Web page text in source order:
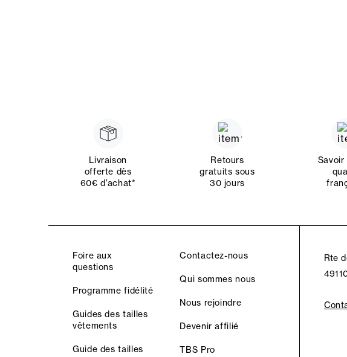
Livraison
offerte dès
60€ d’achat*
Retours
gratuits sous
30 jours
Foire aux
questions
Programme fidélité
Guides des tailles
vêtements
Guide des tailles
Contactez-nous
Qui sommes nous
Nous rejoindre
Devenir affilié
TBS Pro
Rte